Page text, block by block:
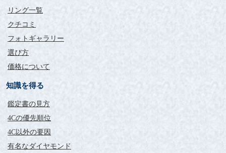
リング一覧
クチコミ
フォトギャラリー
選び方
価格について
知識を得る
鑑定書の見方
4Cの優先順位
4C以外の要因
有名なダイヤモンド